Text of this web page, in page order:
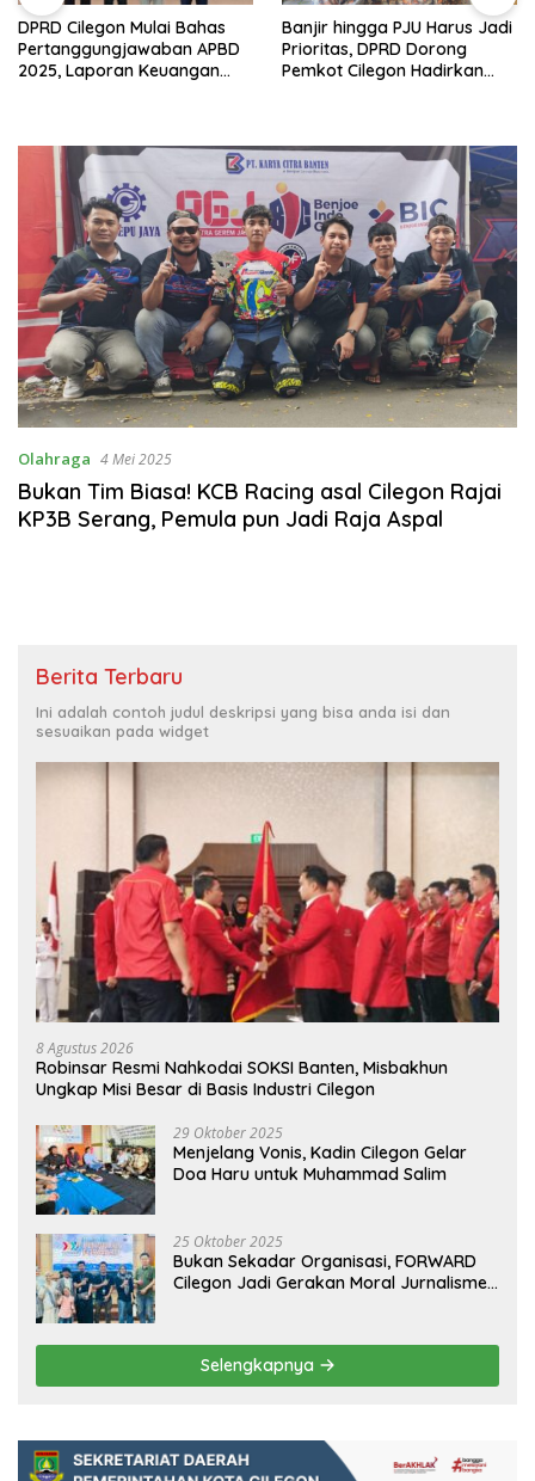
DPRD Cilegon Mulai Bahas
Pertanggungjawaban APBD
2025, Laporan Keuangan
Banjir hingga PJU Harus Jadi
Prioritas, DPRD Dorong
Pemkot Cilegon Hadirkan
Olahraga 4 Mei 2025
Bukan Tim Biasa! KCB Racing asal Cilegon Rajai
KP3B Serang, Pemula pun Jadi Raja Aspal
Berita Terbaru
Ini adalah contoh judul deskripsi yang bisa anda isi dan
sesuaikan pada widget
8 Agustus 2026
Robinsar Resmi Nahkodai SOKSI Banten, Misbakhun
Ungkap Misi Besar di Basis Industri Cilegon
29 Oktober 2025
Menjelang Vonis, Kadin Cilegon Gelar
Doa Haru untuk Muhammad Salim
25 Oktober 2025
Bukan Sekadar Organisasi, FORWARD
Cilegon Jadi Gerakan Moral Jurnalisme
Selengkapnya